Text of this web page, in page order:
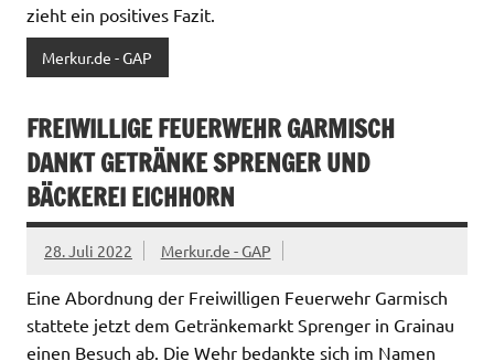
zieht ein positives Fazit.
Merkur.de - GAP
FREIWILLIGE FEUERWEHR GARMISCH
DANKT GETRÄNKE SPRENGER UND
BÄCKEREI EICHHORN
28. Juli 2022 Merkur.de - GAP
Eine Abordnung der Freiwilligen Feuerwehr Garmisch
stattete jetzt dem Getränkemarkt Sprenger in Grainau
einen Besuch ab. Die Wehr bedankte sich im Namen